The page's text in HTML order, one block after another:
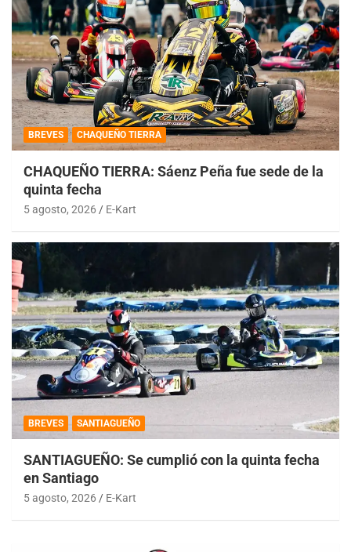
BREVES CHAQUEÑO TIERRA
CHAQUEÑO TIERRA: Sáenz Peña fue sede de la
quinta fecha
5 agosto, 2026 E-Kart
BREVES SANTIAGUEÑO
SANTIAGUEÑO: Se cumplió con la quinta fecha
en Santiago
5 agosto, 2026 E-Kart